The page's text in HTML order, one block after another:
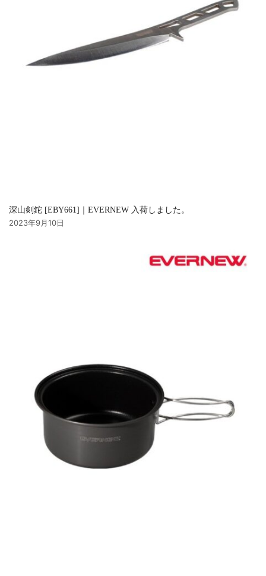
深山剣鉈 [EBY661]｜EVERNEW 入荷しました。
2023年9月10日